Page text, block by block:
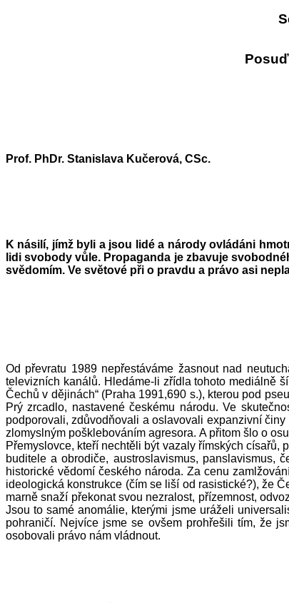
Prof. PhDr. Stanislava Kučerová, CSc.
K násilí, jímž byli a jsou lidé a národy ovládáni
lidi svobody vůle. Propaganda je zbavuje
svědomím. Ve světové při o pravdu a právo asi
Karel
Od převratu 1989 nepřestáváme žasnout nad
televizních kanálů. Hledáme-li zřídla tohoto mediálně
Čechů v dějinách“ (Praha 1991,690 s.), kterou pod
Prý zrcadlo, nastavené českému národu. Ve
podporovali, zdůvodňovali a oslavovali expanzivní
zlomyslným pošklebováním agresora. A přitom šlo o
Přemyslovce, kteří nechtěli být vazaly římských císařů,
buditele a obrodiče, austroslavismus, panslavismus,
historické vědomí českého národa. Za cenu
ideologická konstrukce (čím se liší od rasistické?), že
marně snaží překonat svou nezralost, přízemnost,
Jsou to samé anomálie, kterými jsme uráželi
pohraničí. Nejvíce jsme se ovšem prohřešili tím, že
osobovali právo nám vládnout.